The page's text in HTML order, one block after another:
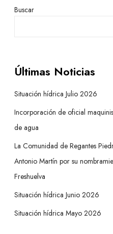
Buscar
Últimas Noticias
Situación hídrica Julio 2026
Incorporación de oficial
de agua
La Comunidad de Regantes
Antonio Martín por su
Freshuelva
Situación hídrica Junio 2026
Situación hídrica Mayo 2026